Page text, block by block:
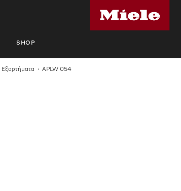
SHOP
Εξαρτήματα APLW 054